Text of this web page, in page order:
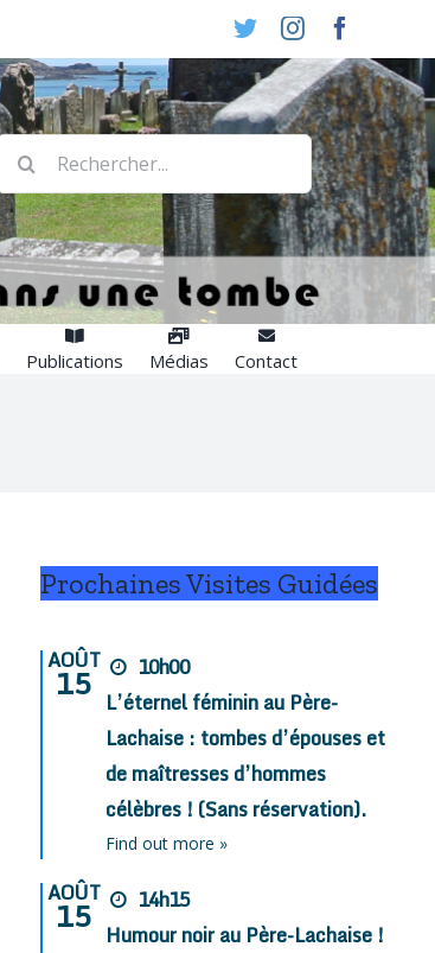
TwitterInstagram
Rechercher:
Publications Médias Contact
Prochaines Visites Guidées
AOÛT
15
10h00
L’éternel féminin au Père-
Lachaise : tombes d’épouses et
de maîtresses d’hommes
célèbres ! (Sans réservation).
Find out more »
AOÛT
15
14h15
Humour noir au Père-Lachaise !